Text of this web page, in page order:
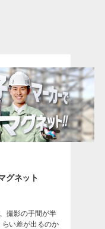
グネット
撮影の手間が半
い差が出るのか